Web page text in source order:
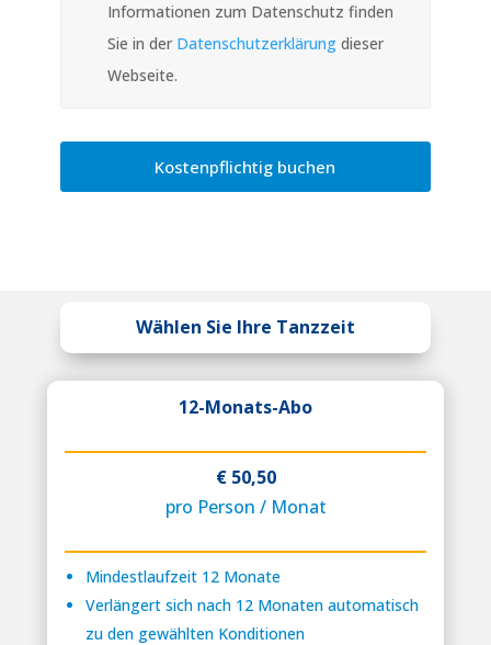
Informationen zum Datenschutz finden
Sie in der Datenschutzerklärungdieser
Webseite.
Wählen Sie Ihre Tanzzeit
12-Monats-Abo
€ 50,50
pro Person / Monat
Mindestlaufzeit 12 Monate
Verlängert sich nach 12 Monaten automatisch
zu den gewählten Konditionen